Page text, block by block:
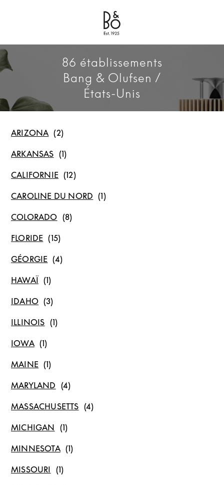
Bang & Olufsen - Exist to Create
Link Opens in New Tab
86 établissements
Bang & Olufsen /
États-Unis
ARIZONA
ARKANSAS
CALIFORNIE
CAROLINE DU NORD
COLORADO
FLORIDE
GÉORGIE
HAWAÏ
IDAHO
ILLINOIS
IOWA
MAINE
MARYLAND
MASSACHUSETTS
MICHIGAN
MINNESOTA
MISSOURI